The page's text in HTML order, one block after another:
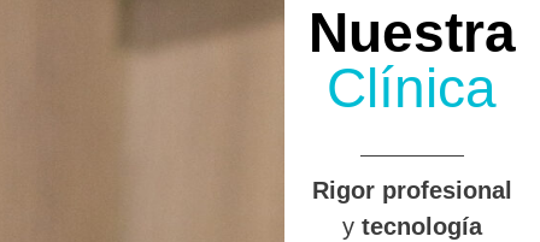
Nuestra
Clínica
Rigor profesional
y tecnología